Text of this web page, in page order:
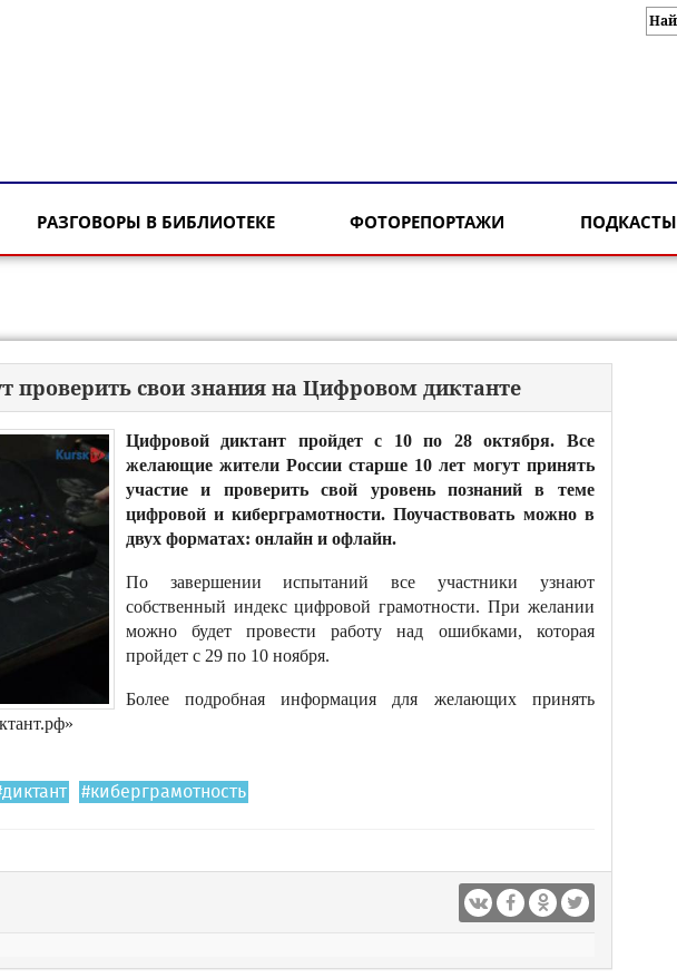
РАЗГОВОРЫ В БИБЛИОТЕКЕ ФОТОРЕПОРТАЖИ ПОДКАСТЫ
проверить свои знания на Цифровом диктанте
Цифровой диктант пройдет с 10 по 28 октября. Все
желающие жители России старше 10 лет могут принять
участие и проверить свой уровень познаний в теме
цифровой и киберграмотности. Поучаствовать можно в
двух форматах: онлайн и офлайн.
По завершении испытаний все участники узнают
собственный индекс цифровой грамотности. При желании
можно будет провести работу над ошибками, которая
пройдет с 29 по 10 ноября.
Более подробная информация для желающих принять
#киберграмотность